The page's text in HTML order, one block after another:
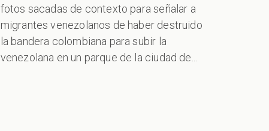
fotos sacadas de contexto para señalar a
migrantes venezolanos de haber destruido
la bandera colombiana para subir la
venezolana en un parque de la ciudad de...